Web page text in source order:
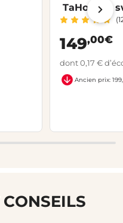
TaHoma®
149,00€
dont 0,17 €
Ancien prix: